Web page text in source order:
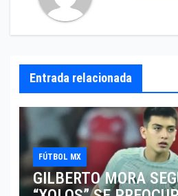
Entrada relacionada
FÚTBOL MX
GILBERTO MORA